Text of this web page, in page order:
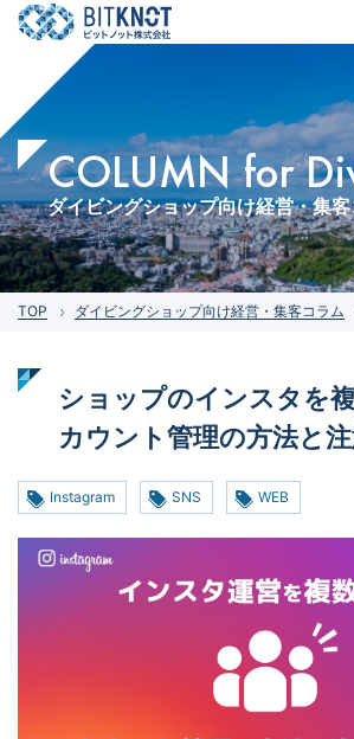
COLUMN for
ダイビングショップ向け経営・集
TOP ダイビングショップ向け経営・集客コラム
ショップのインスタを
カウント管理の方法と
Instagram SNS WEB